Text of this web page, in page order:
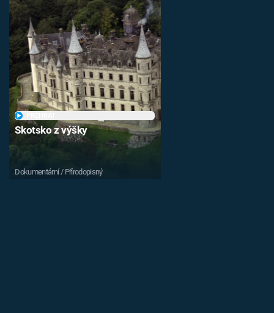
Skotsko z výšky
Dokumentární / Přírodopisný